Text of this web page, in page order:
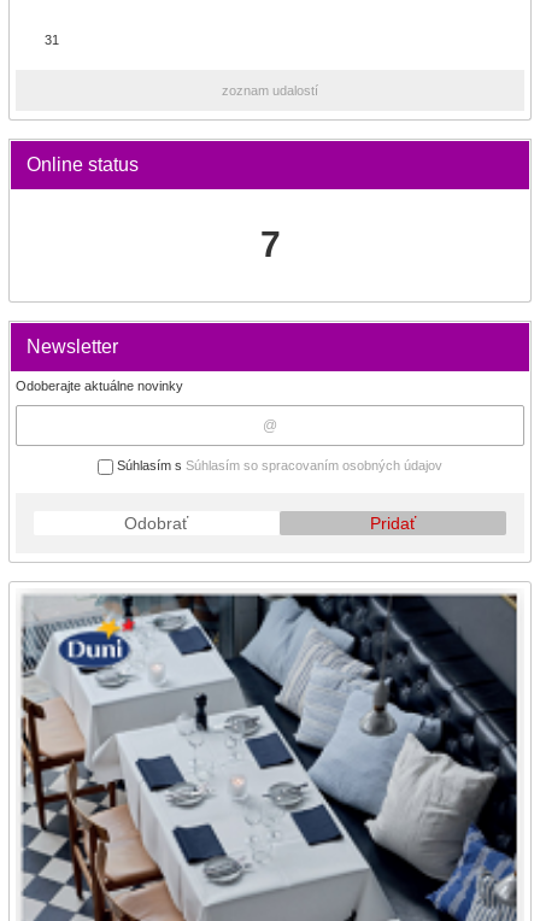
31
zoznam udalostí
Online status
7
Newsletter
Odoberajte aktuálne novinky
Súhlasím s Súhlasím so spracovaním osobných údajov
Odobrať Pridať